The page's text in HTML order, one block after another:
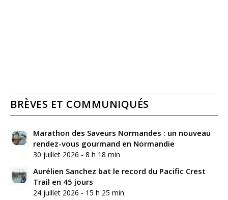
BRÈVES ET COMMUNIQUÉS
Marathon des Saveurs Normandes : un nouveau
rendez-vous gourmand en Normandie
30 juillet 2026 - 8 h 18 min
Aurélien Sanchez bat le record du Pacific Crest
Trail en 45 jours
24 juillet 2026 - 15 h 25 min